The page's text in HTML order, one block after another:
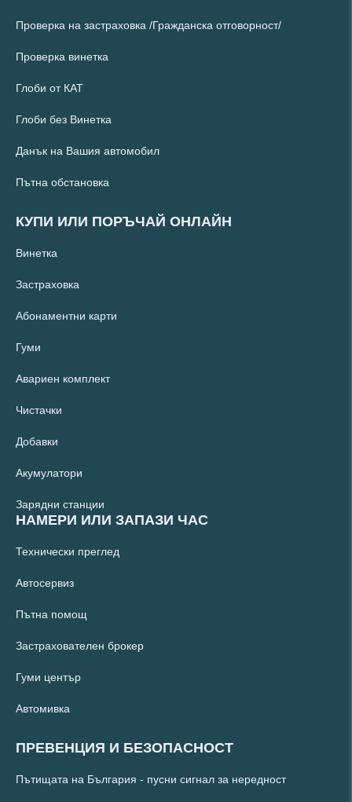
Проверка на застраховка /Гражданска отговорност/
Проверка винетка
Глоби от КАТ
Глоби без Винетка
Данък на Вашия автомобил
Пътна обстановка
КУПИ ИЛИ ПОРЪЧАЙ ОНЛАЙН
Винетка
Застраховка
Абонаментни карти
Гуми
Авариен комплект
Чистачки
Добавки
Акумулатори
Зарядни станции
НАМЕРИ ИЛИ ЗАПАЗИ ЧАС
Технически преглед
Автосервиз
Пътна помощ
Застрахователен брокер
Гуми център
Автомивка
ПРЕВЕНЦИЯ И БЕЗОПАСНОСТ
Пътищата на България - пусни сигнал за нередност